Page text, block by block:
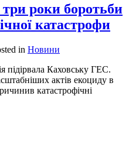
три роки боротьби
катастрофи
in Новини
підірвала Каховську ГЕС.
актів екоциду в
катастрофічні